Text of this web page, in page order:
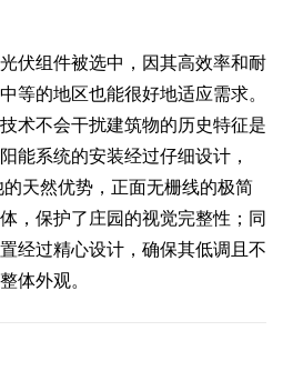
伏组件被选中，因其高效率和耐
等的地区也能很好地适应需求。
术不会干扰建筑物的历史特征是
能系统的安装经过仔细设计，
天然优势，正面无栅线的极简
，保护了庄园的视觉完整性；同
经过精心设计，确保其低调且不